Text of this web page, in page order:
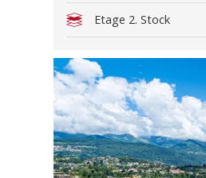
Etage 2. Stock